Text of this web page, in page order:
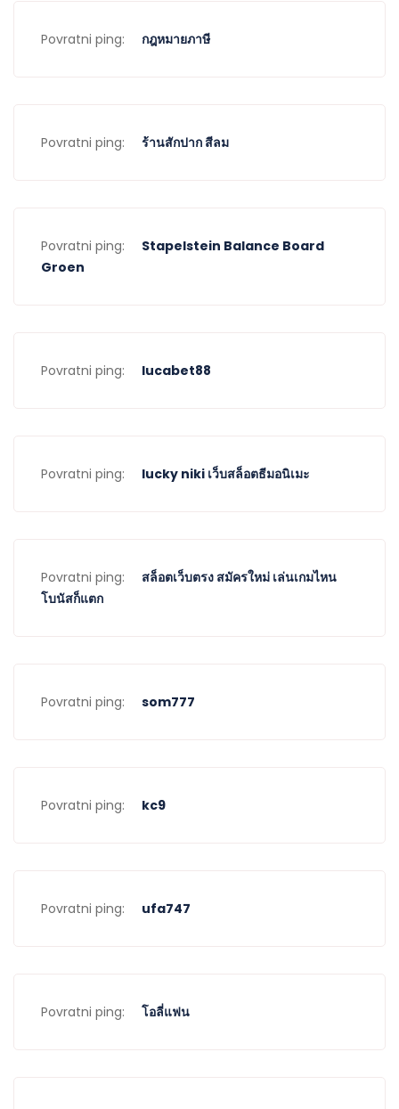
Povratni ping: กฎหมายภาษี
Povratni ping: ร้านสักปาก สีลม
Povratni ping:
Stapelstein Balance Board
Groen
Povratni ping: lucabet88
Povratni ping: lucky niki เว็บสล็อตธีมอนิเมะ
Povratni ping:
สล็อตเว็บตรง สมัครใหม่ เล่นเกมไหน
โบนัสก็แตก
Povratni ping: som777
Povratni ping: kc9
Povratni ping: ufa747
Povratni ping: โอลี่แฟน